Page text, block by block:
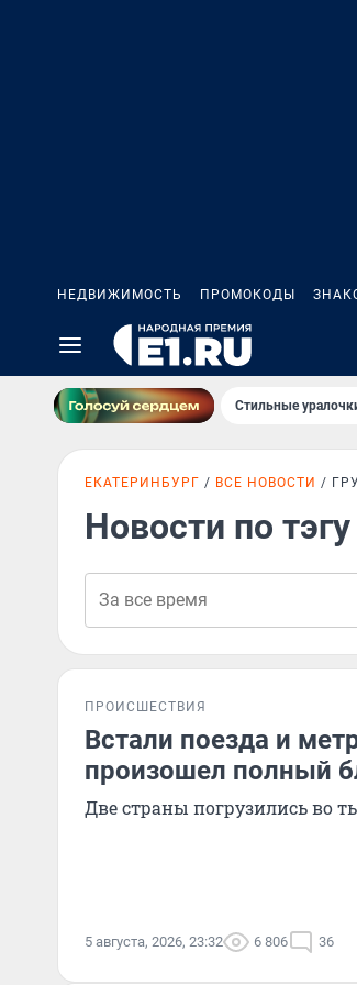
НЕДВИЖИМОСТЬ ПРОМОКОДЫ
Стильные
ЕКАТЕРИНБУРГ ВСЕ НОВОСТИ
Новости по
ПРОИСШЕСТВИЯ
Встали поезда и
произошел полный
Две страны погрузились во
5 августа, 2026, 23:32 6 806 36